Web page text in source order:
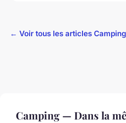
← Voir tous les articles Camping
Camping — Dans la